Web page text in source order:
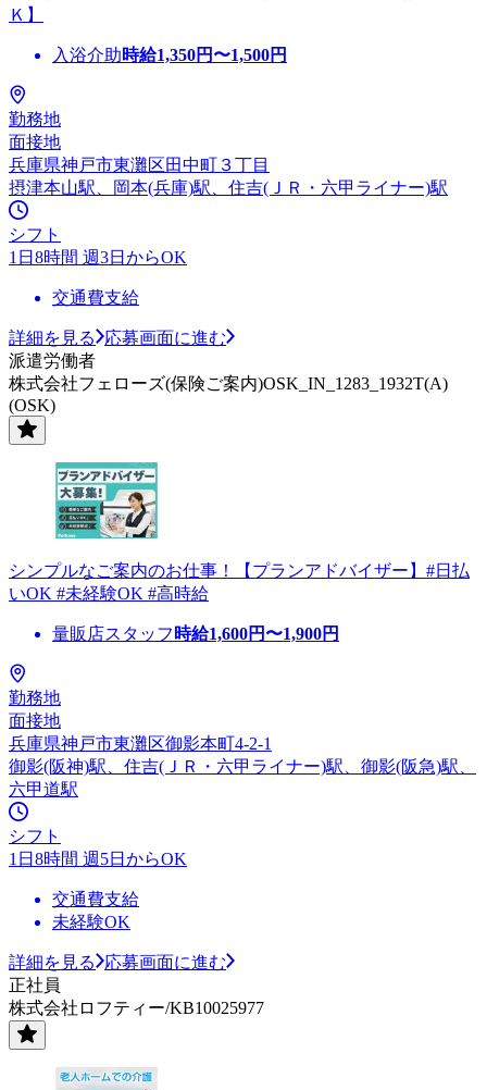
Ｋ】
入浴介助時給1,350円〜1,500円
勤務地
面接地
兵庫県神戸市東灘区田中町３丁目
摂津本山駅、岡本(兵庫)駅、住吉(ＪＲ・六甲ライナー)駅
シフト
1日8時間 週3日からOK
交通費支給
詳細を見る
応募画面に進む
派遣労働者
株式会社フェローズ(保険ご案内)OSK_IN_1283_1932T(A)
(OSK)
シンプルなご案内のお仕事！【プランアドバイザー】#日払
いOK #未経験OK #高時給
量販店スタッフ 時給1,600円〜1,900円
勤務地
面接地
兵庫県神戸市東灘区御影本町4-2-1
御影(阪神)駅、住吉(ＪＲ・六甲ライナー)駅、御影(阪急)駅、
六甲道駅
シフト
1日8時間 週5日からOK
交通費支給
未経験OK
詳細を見る
応募画面に進む
正社員
株式会社ロフティー/KB10025977